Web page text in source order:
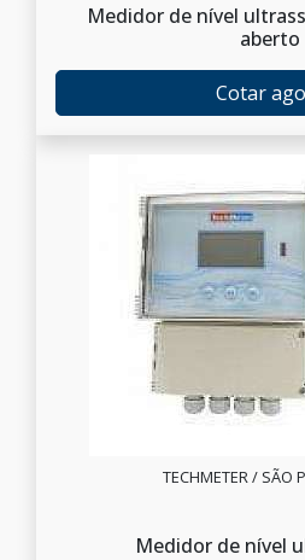
Medidor de nível
aberto
Cotar
TECHMETER / SÃO
Medidor de nível